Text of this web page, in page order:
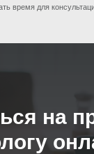
время для
на